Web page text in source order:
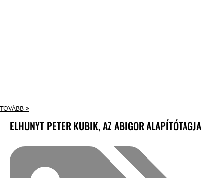
TOVÁBB »
ELHUNYT PETER KUBIK, AZ ABIGOR ALAPÍTÓTAGJA